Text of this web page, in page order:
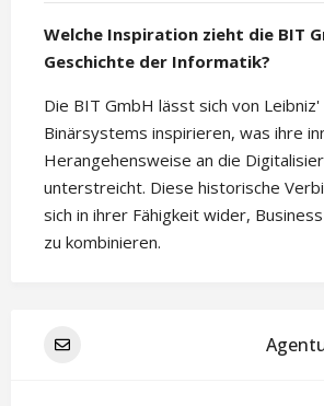
Welche Inspiration zieht die BIT
Geschichte der Informatik?
Die BIT GmbH lässt sich von
Binärsystems inspirieren, was ihre
Herangehensweise an die
unterstreicht. Diese historische
sich in ihrer Fähigkeit wider,
zu kombinieren.